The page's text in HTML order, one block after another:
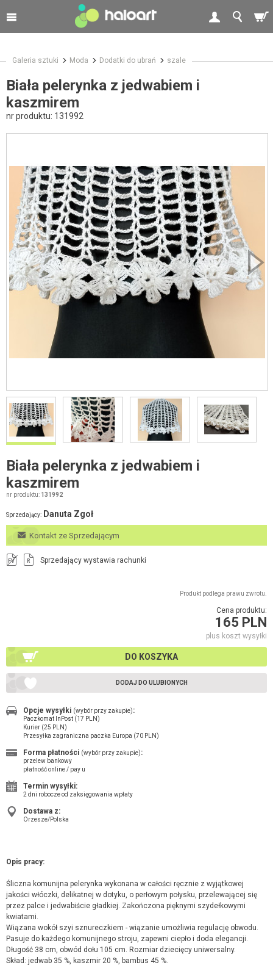
Galeria sztuki Moda Dodatki do ubrań szale
Biała pelerynka z jedwabiem i
kaszmirem
nr produktu: 131992
Biała pelerynka z jedwabiem i
kaszmirem
nr produktu: 131992
Sprzedający: Danuta Zgoł
Kontakt ze Sprzedającym
FV R Sprzedający wystawia rachunki
Produkt podlega prawu zwrotu.
Cena produktu:
165 PLN
plus koszt wysyłki
DO KOSZYKA
DODAJ DO ULUBIONYCH
Opcje wysyłki (wybór przy zakupie):
Paczkomat InPost (17 PLN)
Kurier (25 PLN)
Przesyłka zagraniczna paczka Europa (70 PLN)
Forma płatności (wybór przy zakupie):
przelew bankowy
płatność online / pay u
Termin wysyłki:
2 dni robocze od zaksięgowania wpłaty
Dostawa z:
Orzesze/Polska
Opis pracy:
Śliczna komunijna pelerynka wykonana w całości ręcznie z wyjątkowej
jakości włóczki, delikatnej w dotyku, o perłowym połysku, przelewającej się
przez palce i jedwabiście gładkiej. Zakończona pięknymi szydełkowymi
kwiatami.
Wiązana wokół szyi sznureczkiem - wiązanie umożliwia regulację obwodu.
Pasuje do każdego komunijnego stroju, zapewni ciepło i doda elegancji.
Długość 38 cm, obwód dołu 105 cm. Rozmiar dziecięcy uniwersalny.
Skład: jedwab 35 %, kaszmir 20 %, bambus 45 %.